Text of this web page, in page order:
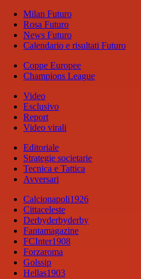
Milan Futuro
Rosa Futuro
News Futuro
Calendario e risultati Futuro
Coppe Europee
Champions League
Video
Esclusivo
Report
Video virali
Editoriale
Strategie societarie
Tecnica e Tattica
Avversari
Calcionapoli1926
Cittaceleste
Derbyderbyderby
Fantamagazine
FCInter1908
Forzaroma
Golssip
Hellas1903